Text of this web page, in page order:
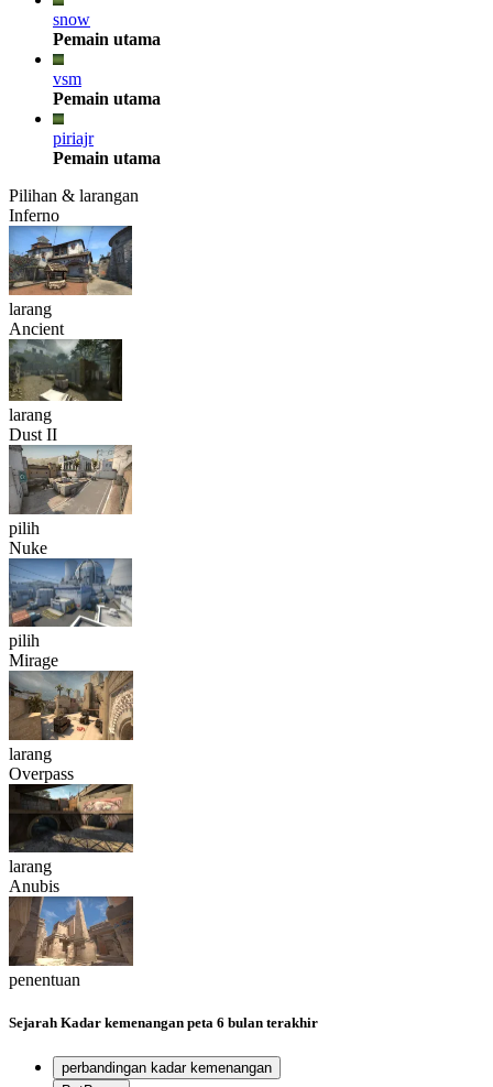
snow
Pemain utama
vsm
Pemain utama
piriajr
Pemain utama
Pilihan & larangan
Inferno
larang
Ancient
larang
Dust II
pilih
Nuke
pilih
Mirage
larang
Overpass
larang
Anubis
penentuan
Sejarah Kadar kemenangan peta 6 bulan terakhir
perbandingan kadar kemenangan